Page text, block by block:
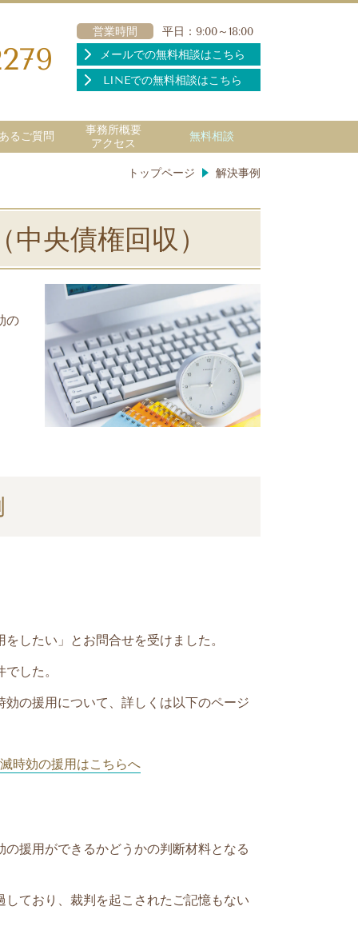
営業時間
平日：9:00～18:00
メールでの無料相談はこちら
LINEでの無料相談はこちら
るご質問
事務所概要
アクセス
無料相談
トップページ 解決事例
央債権回収）
の
したい」とお問合せを受けました。
した。
効の援用について、詳しくは以下のページ
時効の援用はこちらへ
の援用ができるかどうかの判断材料となる
ており、 裁判を起こされたご記憶もない